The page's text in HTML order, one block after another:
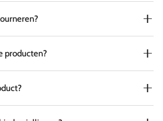
producten?